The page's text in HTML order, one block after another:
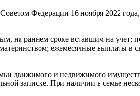
Федерации 16 ноября 2022 года,
на раннем сроке вставшим на
ежемесячные выплаты
движимого и недвижимого
записке. При наличии в семье